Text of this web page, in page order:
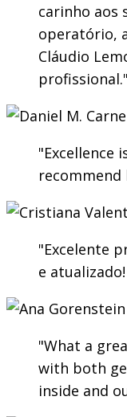
carinho aos
operatório,
Cláudio
profissional.
Excellence
recommend
Excelente
e
What a
with both
inside and